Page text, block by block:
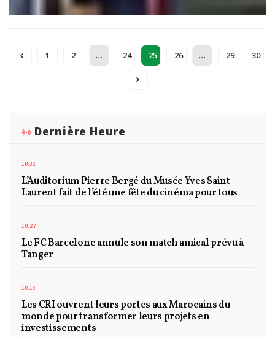
1 2 ... 24 25 26 ... 29 30
Dernière Heure
10:32
L’Auditorium Pierre Bergé du Musée Yves Saint
Laurent fait de l’été une fête du cinéma pour tous
10:27
Le FC Barcelone annule son match amical prévu à
Tanger
10:13
Les CRI ouvrent leurs portes aux Marocains du
monde pour transformer leurs projets en
investissements